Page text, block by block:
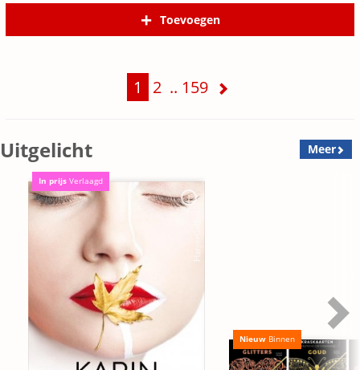
Toevoegen
1 2 .. 159
Uitgelicht Meer
In prijs Verlaagd
Nieuw Binnen